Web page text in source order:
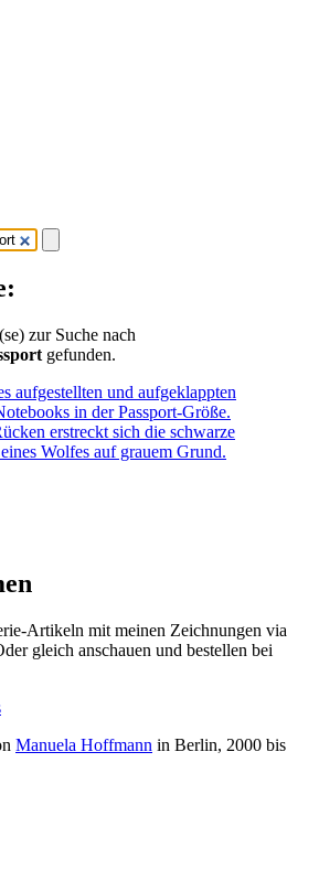
zur Suche nach
gefunden.
Artikeln mit meinen Zeichnungen via
gleich anschauen und bestellen bei
Manuela Hoffmann in Berlin, 2000 bis